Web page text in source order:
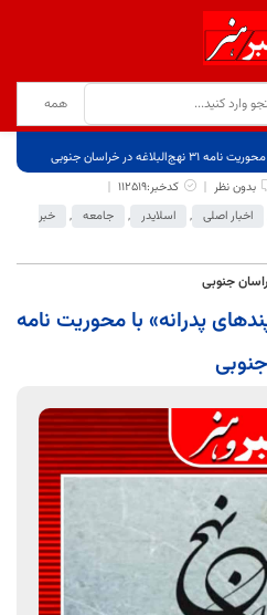
در خراسان جنوبی
بدون نظر
کدخبر:112519
اخبار اصلی , اسلایدر , جامعه ,
خبر
جنوبی
پدرانه» با محوریت نامه